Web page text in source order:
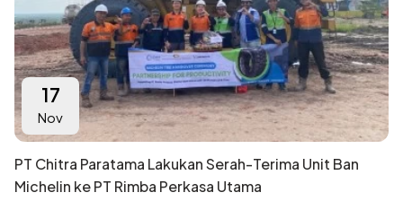
17
Nov
PT Chitra Paratama Lakukan Serah-Terima Unit Ban
Michelin ke PT Rimba Perkasa Utama